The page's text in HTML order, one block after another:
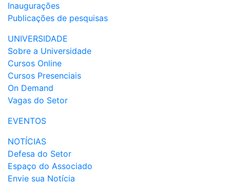
Inaugurações
Publicações de pesquisas
UNIVERSIDADE
Sobre a Universidade
Cursos Online
Cursos Presenciais
On Demand
Vagas do Setor
EVENTOS
NOTÍCIAS
Defesa do Setor
Espaço do Associado
Envie sua Notícia